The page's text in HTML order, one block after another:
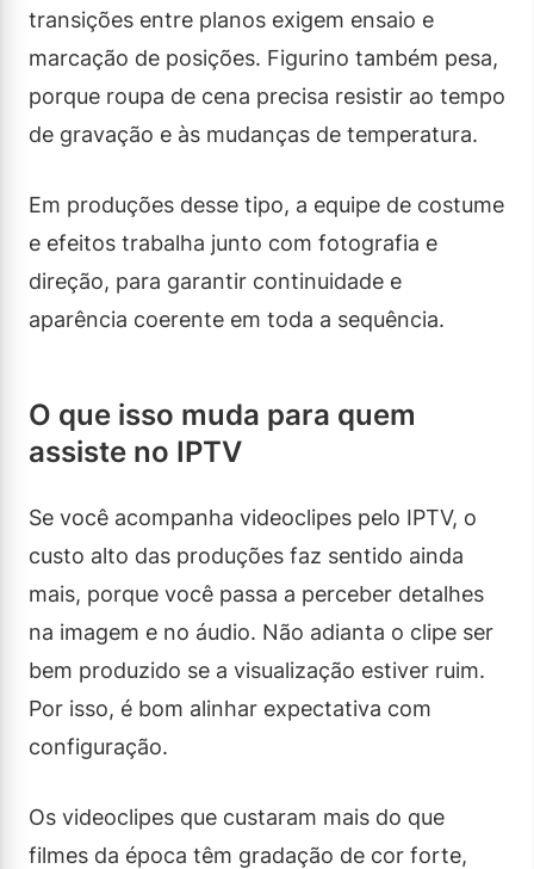
transições entre planos exigem ensaio e
marcação de posições. Figurino também pesa,
porque roupa de cena precisa resistir ao tempo
de gravação e às mudanças de temperatura.
Em produções desse tipo, a equipe de costume
e efeitos trabalha junto com fotografia e
direção, para garantir continuidade e
aparência coerente em toda a sequência.
O que isso muda para quem
assiste no IPTV
Se você acompanha videoclipes pelo IPTV, o
custo alto das produções faz sentido ainda
mais, porque você passa a perceber detalhes
na imagem e no áudio. Não adianta o clipe ser
bem produzido se a visualização estiver ruim.
Por isso, é bom alinhar expectativa com
configuração.
Os videoclipes que custaram mais do que
filmes da época têm gradação de cor forte,